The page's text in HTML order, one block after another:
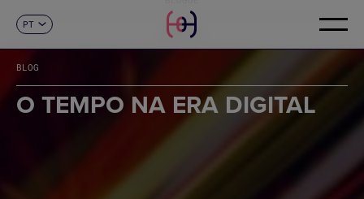
EN
FR
DE
IT
PT
CONTACTO
BLOG
O TEMPO NA ERA DIGITAL